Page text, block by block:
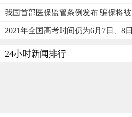
我国首部医保监管条例发布 骗保将
2021年全国高考时间仍为6月7日、8日
24小时新闻排行